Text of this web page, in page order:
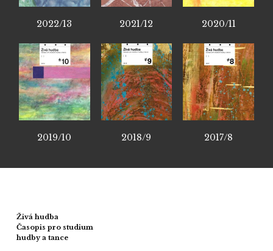
2022/13 2021/12 2020/11
2019/10 2018/9 2017/8
Živá hudba
Časopis pro studium
hudby a tance